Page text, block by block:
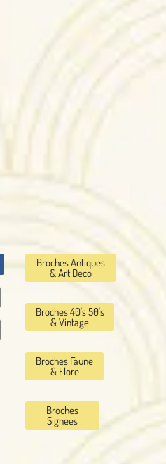
Broches
Signées
Broches Antiques
& Art Deco
Broches Faune
& Flore
Broches 40's 50's
& Vintage